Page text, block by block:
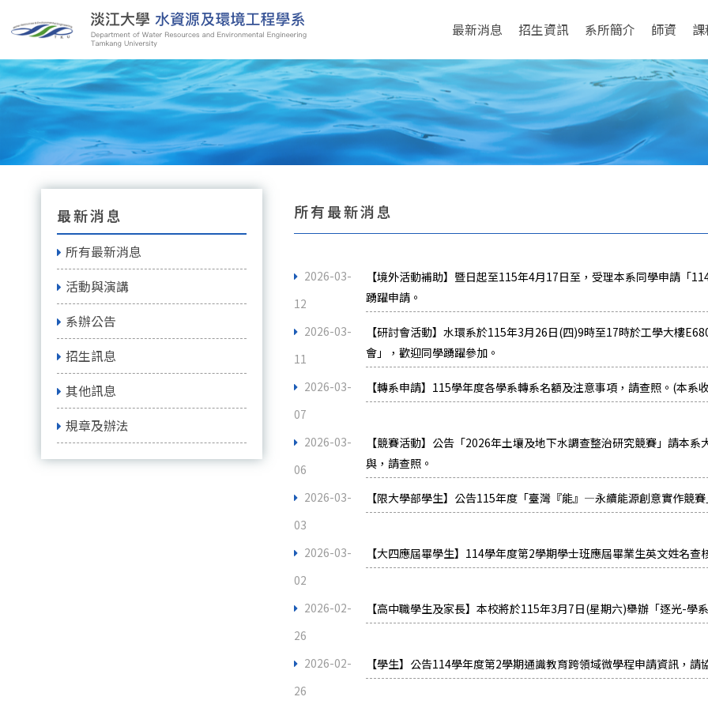
最新消息 招生資訊 系所簡介 師資
最新消息
所有最新消息
活動與演講
系辦公告
招生訊息
其他訊息
規章及辦法
所有最新消息
2026-03-
12
【境外活動補助】暨日起至115年4月17日至，受理本系同學申請「
踴躍申請。
2026-03-
11
【研討會活動】水環系於115年3月26日(四)9時至17時於工學大樓
會」，歡迎同學踴躍參加。
2026-03-
07
【轉系申請】115學年度各學系轉系名額及注意事項，請查照。(本
2026-03-
06
【競賽活動】公告「2026年土壤及地下水調查整治研究競賽」請本
與，請查照。
2026-03-
03
【限大學部學生】公告115年度「臺灣『能』―永續能源創意實作競
2026-03-
02
【大四應屆畢學生】114學年度第2學期學士班應屆畢業生英文姓名查
2026-02-
26
【高中職學生及家長】本校將於115年3月7日(星期六)舉辦「逐光-學
2026-02-
26
【學生】公告114學年度第2學期通識教育跨領域微學程申請資訊，